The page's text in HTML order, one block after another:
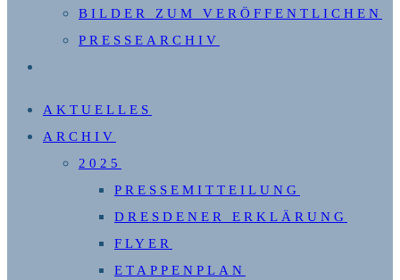
BILDER ZUM VERÖFFENTLICHEN
PRESSEARCHIV
UMSCHALTEN
AKTUELLES
ARCHIV
2025
PRESSEMITTEILUNG
DRESDENER ERKLÄRUNG
FLYER
ETAPPENPLAN